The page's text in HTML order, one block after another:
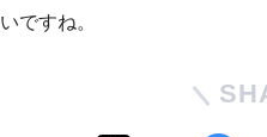
いですね。